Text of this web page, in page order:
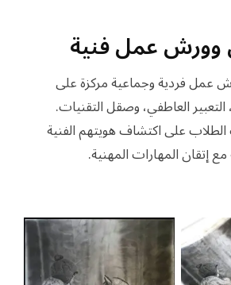
عمل فنية
عمل فردية وجماعية مركزة على
التعبير العاطفي، وصقل التقنيات.
على اكتشاف هويتهم الفنية
إتقان المهارات المهنية.